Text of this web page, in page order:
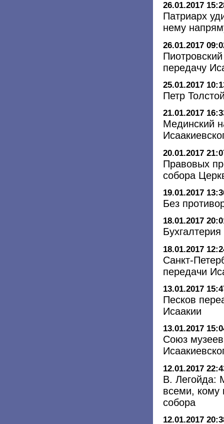
26.01.2017
Патриарх
нему
26.01.2017
передачу
25.01.2017
Петр
21.01.2017
Мединский
20.01.2017
Правовых
собора
19.01.2017
Без
18.01.2017
18.01.2017
Санкт-
передачи
13.01.2017
Песков
Исаакии
13.01.2017
Союз
12.01.2017
В. Легойда:
всеми, кому
собора
12.01.2017